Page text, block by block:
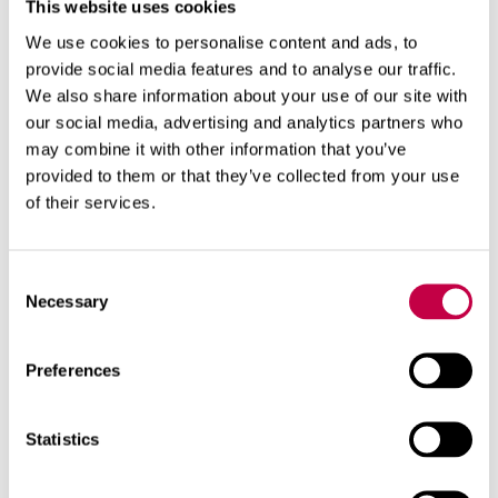
This website uses cookies
We use cookies to personalise content and ads, to
provide social media features and to analyse our traffic.
We also share information about your use of our site with
our social media, advertising and analytics partners who
may combine it with other information that you’ve
provided to them or that they’ve collected from your use
of their services.
Selection
Necessary
Preferences
Statistics
BIO­LAN SE­PA­RE­RAN­DE TORR­TOA­
LETT
En snygg toa­lett som ins­tal­le­ras di­rekt på
gol­vet! den dagli­ga an­vänd­nin­gen av toa­
let­ten är...